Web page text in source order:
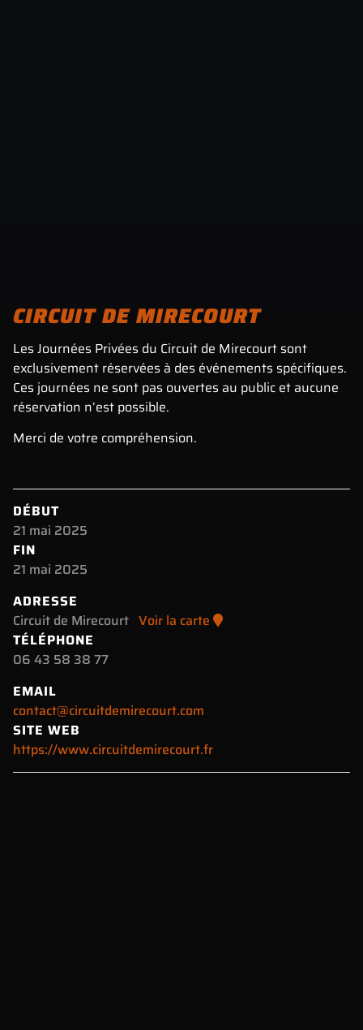
CIRCUIT DE MIRECOURT
Les Journées Privées du Circuit de Mirecourt sont
exclusivement réservées à des événements spécifiques.
Ces journées ne sont pas ouvertes au public et aucune
réservation n’est possible.
Merci de votre compréhension.
DÉBUT
21 mai 2025
FIN
21 mai 2025
ADRESSE
Circuit de Mirecourt Voir la carte
TÉLÉPHONE
06 43 58 38 77
EMAIL
contact@circuitdemirecourt.com
SITE WEB
https://www.circuitdemirecourt.fr